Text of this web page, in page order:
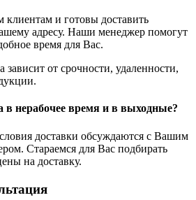
и готовы доставить
адресу. Наши менеджер помогут
время для Вас.
зависит от срочности, удаленности,
в нерабочее время и в выходные?
доставки обсуждаются с Вашим
Стараемся для Вас подбирать
на доставку.